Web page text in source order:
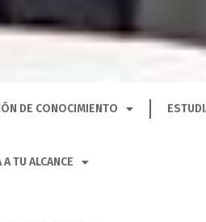
DE CONOCIMIENTO
A TU ALCANCE